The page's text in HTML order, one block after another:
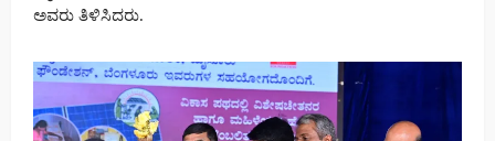
ಅವರು ತಿಳಿಸಿದರು.